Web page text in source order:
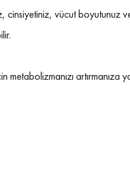
cinsiyetiniz, vücut boyutunuz
metabolizmanızı artırmanıza